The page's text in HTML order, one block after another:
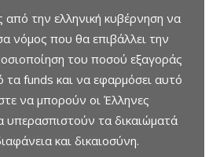
από την ελληνική κυβέρνηση να
νόμος που θα επιβάλλει την
του ποσού εξαγοράς
τα funds και να εφαρμόσει αυτό
να μπορούν οι Έλληνες
υπερασπιστούν τα δικαιώματά
και δικαιοσύνη.